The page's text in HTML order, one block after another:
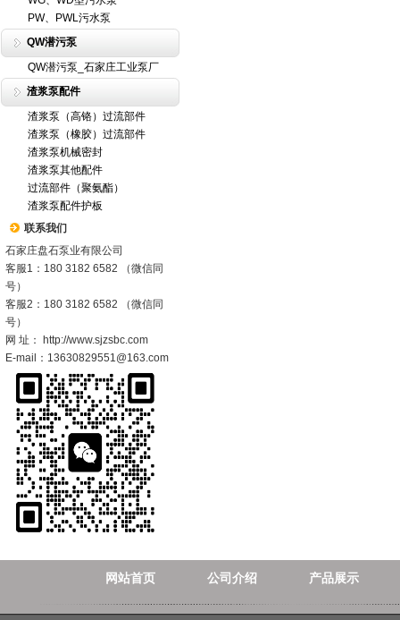
PW、PWL污水泵
QW潜污泵
QW潜污泵_石家庄工业泵厂
渣浆泵配件
渣浆泵（高铬）过流部件
渣浆泵（橡胶）过流部件
渣浆泵机械密封
渣浆泵其他配件
过流部件（聚氨酯）
渣浆泵配件护板
联系我们
石家庄盘石泵业有限公司
客服1：180 3182 6582 （微信同
号）
客服2：180 3182 6582 （微信同
号）
网 址： http://www.sjzsbc.com
E-mail：13630829551@163.com
网站首页 公司介绍 产品展示